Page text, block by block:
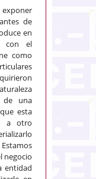
exponer
de
en
con el
como
de una
esta
a otro
negocio
entidad